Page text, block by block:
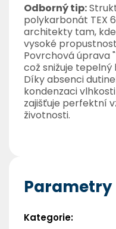
Odborný tip:
polykarbonát TEX
architekty tam,
vysoké
Povrchová úprava
což snižuje
Díky absenci
kondenzaci
zajišťuje perfektní
životnosti.
Parametry
Kategorie: